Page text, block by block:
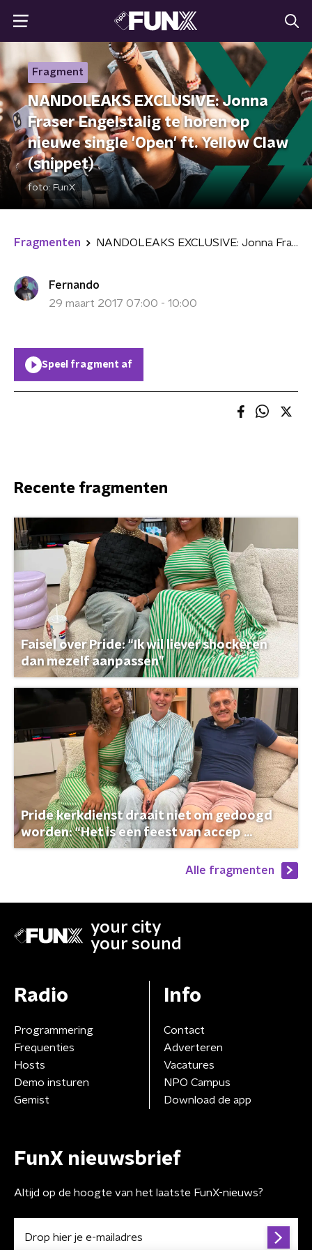
Fragment
NANDOLEAKS EXCLUSIVE: Jonna
Fraser Engelstalig te horen op
nieuwe single 'Open' ft. Yellow Claw
(snippet)
foto: FunX
Fragmenten NANDOLEAKS EXCLUSIVE: Jonna Fraser Engelstalig te horen op nieuwe single 'Open' ft. Yellow Claw (snippet)
Fernando
29 maart 2017 07:00 - 10:00
Speel fragment af
Recente fragmenten
Faisel over Pride: “Ik wil liever shockeren
dan mezelf aanpassen”
Pride kerkdienst draait niet om gedoogd
worden: “Het is een feest van accep ...
Alle fragmenten
your city
your sound
Radio
Programmering
Frequenties
Hosts
Demo insturen
Gemist
Info
Contact
Adverteren
Vacatures
NPO Campus
Download de app
FunX nieuwsbrief
Altijd op de hoogte van het laatste FunX-nieuws?